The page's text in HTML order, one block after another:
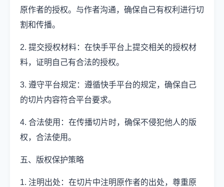
原作者的授权。与作者沟通，确保自己有权利进行切
割和传播。
2. 提交授权材料：在快手平台上提交相关的授权材
料，证明自己有合法的授权。
3. 遵守平台规定：遵循快手平台的规定，确保自己
的切片内容符合平台要求。
4. 合法使用：在传播切片时，确保不侵犯他人的版
权，合法使用。
五、版权保护策略
1. 注明出处：在切片中注明原作者的出处，尊重原